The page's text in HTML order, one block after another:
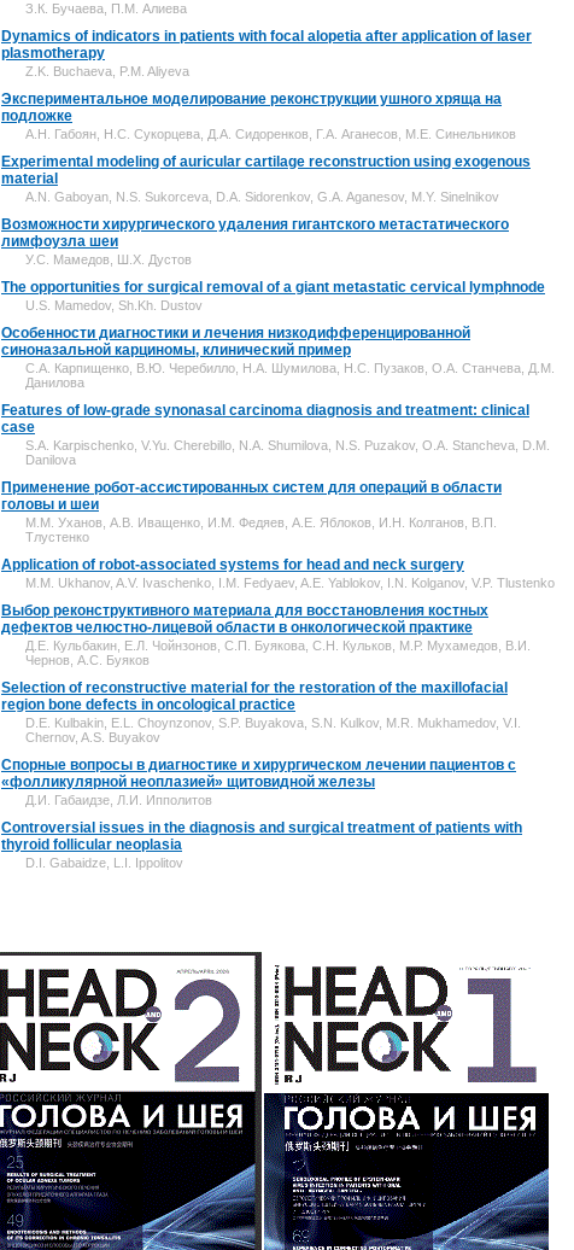
З.К. Бучаева, П.М. Алиева
Dynamics of indicators in patients with focal alopetia after application of laser
plasmotherapy
Z.K. Buchaeva, P.M. Aliyeva
Экспериментальное моделирование реконструкции ушного хряща на
подложке
А.Н. Габоян, Н.С. Сукорцева, Д.А. Сидоренков, Г.А. Аганесов, М.Е. Синельников
Experimental modeling of auricular cartilage reconstruction using exogenous
material
A.N. Gaboyan, N.S. Sukorceva, D.A. Sidorenkov, G.A. Aganesov, M.Y. Sinelnikov
Возможности хирургического удаления гигантского метастатического
лимфоузла шеи
У.С. Мамедов, Ш.Х. Дустов
The opportunities for surgical removal of a giant metastatic cervical lymphnode
U.S. Mamedov, Sh.Kh. Dustov
Особенности диагностики и лечения низкодифференцированной
синоназальной карциномы, клинический пример
С.А. Карпищенко, В.Ю. Черебилло, Н.А. Шумилова, Н.С. Пузаков, О.А. Станчева, Д.М.
Данилова
Features of low-grade synonasal carcinoma diagnosis and treatment: clinical
case
S.A. Karpischenko, V.Yu. Cherebillo, N.A. Shumilova, N.S. Puzakov, O.A. Stancheva, D.M.
Danilova
Применение робот-ассистированных систем для операций в области
головы и шеи
М.М. Уханов, А.В. Иващенко, И.М. Федяев, А.Е. Яблоков, И.Н. Колганов, В.П.
Тлустенко
Application of robot-associated systems for head and neck surgery
M.M. Ukhanov, A.V. Ivaschenko, I.M. Fedyaev, A.E. Yablokov, I.N. Kolganov, V.P. Tlustenko
Выбор реконструктивного материала для восстановления костных
дефектов челюстно-лицевой области в онкологической практике
Д.Е. Кульбакин, Е.Л. Чойнзонов, С.П. Буякова, С.Н. Кульков, М.Р. Мухамедов, В.И.
Чернов, А.С. Буяков
Selection of reconstructive material for the restoration of the maxillofacial
region bone defects in oncological practice
D.E. Kulbakin, E.L. Choynzonov, S.P. Buyakova, S.N. Kulkov, M.R. Mukhamedov, V.I.
Chernov, A.S. Buyakov
Спорные вопросы в диагностике и хирургическом лечении пациентов с
«фолликулярной неоплазией» щитовидной железы
Д.И. Габаидзе, Л.И. Ипполитов
Controversial issues in the diagnosis and surgical treatment of patients with
thyroid follicular neoplasia
D.I. Gabaidze, L.I. Ippolitov